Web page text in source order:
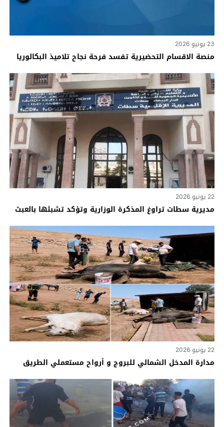
23 يونيو 2026
منصة الاقسام التحضيرية تفسد فرحة نجاح تلاميذ البكالوريا
22 يونيو 2026
مديرية سطات تراوغ المذكرة الوزارية وتؤكد تشبثها بالعبث
22 يونيو 2026
مدارة المدخل الشمالي للبروج و أرواح مستعملي الطريق